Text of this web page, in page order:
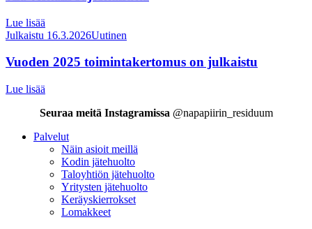
Lue lisää
Julkaistu 16.3.2026Uutinen
Vuoden 2025 toimintakertomus on julkaistu
Lue lisää
Seuraa meitä Instagramissa @napapiirin_residuum
Palvelut
Näin asioit meillä
Kodin jätehuolto
Taloyhtiön jätehuolto
Yritysten jätehuolto
Keräyskierrokset
Lomakkeet